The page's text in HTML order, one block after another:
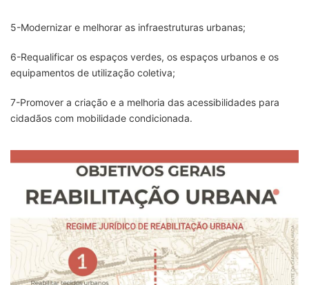
5-Modernizar e melhorar as infraestruturas urbanas;
6-Requalificar os espaços verdes, os espaços urbanos e os
equipamentos de utilização coletiva;
7-Promover a criação e a melhoria das acessibilidades para
cidadãos com mobilidade condicionada.